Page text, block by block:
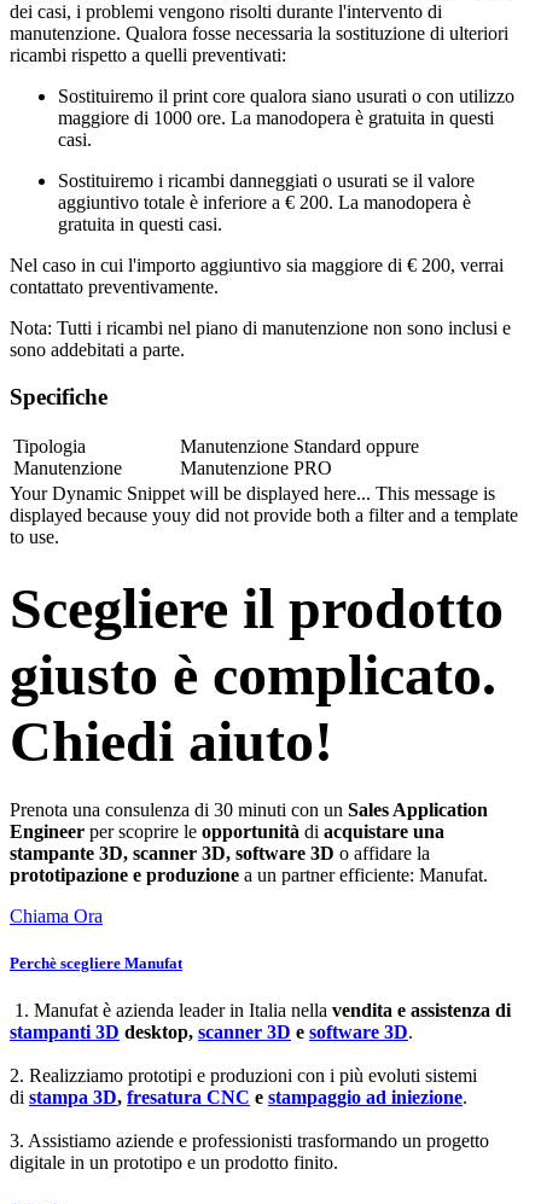
dei casi, i problemi vengono risolti durante l'intervento di
manutenzione. Qualora fosse necessaria la sostituzione di ulteriori
ricambi rispetto a quelli preventivati:
Sostituiremo il print core qualora siano usurati o con utilizzo
maggiore di 1000 ore. La manodopera è gratuita in questi
casi.
Sostituiremo i ricambi danneggiati o usurati se il valore
aggiuntivo totale è inferiore a € 200. La manodopera è
gratuita in questi casi.
Nel caso in cui l'importo aggiuntivo sia maggiore di € 200, verrai
contattato preventivamente.
Nota: Tutti i ricambi nel piano di manutenzione non sono inclusi e
sono addebitati a parte.
Specifiche
Tipologia
Manutenzione
Manutenzione Standard oppure
Manutenzione PRO
Your Dynamic Snippet will be displayed here... This message is
displayed because youy did not provide both a filter and a template
to use.
Scegliere il prodotto
giusto è complicato.
Chiedi aiuto!
Prenota una consulenza di 30 minuti con un Sales Application
Engineer per scoprire le opportunità di acquistare una
stampante 3D, scanner 3D, software 3D o affidare la
prototipazione e produzione a un partner efficiente: Manufat.
Chiama Ora
Perchè scegliere Manufat
1. Manufat è azienda leader in Italia nella vendita e assistenza di
stampanti 3D desktop, scanner 3D e software 3D.
2. Realizziamo prototipi e produzioni con i più evoluti sistemi
di stampa 3D, fresatura CNC e stampaggio ad iniezione.
3. Assistiamo aziende e professionisti trasformando un progetto
digitale in un prototipo e un prodotto finito.